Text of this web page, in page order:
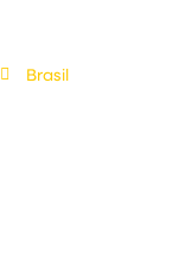
Brasil